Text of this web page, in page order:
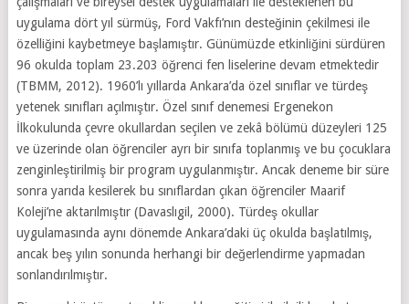
uygulama dört yıl sürmüş, Ford Vakfı’nın desteğinin çekilmesi ile
özelliğini kaybetmeye başlamıştır. Günümüzde etkinliğini sürdüren
96 okulda toplam 23.203 öğrenci fen liselerine devam etmektedir
(TBMM, 2012). 1960’lı yıllarda Ankara’da özel sınıflar ve türdeş
yetenek sınıfları açılmıştır. Özel sınıf denemesi Ergenekon
İlkokulunda çevre okullardan seçilen ve zekâ bölümü düzeyleri 125
ve üzerinde olan öğrenciler ayrı bir sınıfa toplanmış ve bu çocuklara
zenginleştirilmiş bir program uygulanmıştır. Ancak deneme bir süre
sonra yarıda kesilerek bu sınıflardan çıkan öğrenciler Maarif
Koleji’ne aktarılmıştır (Davaslıgil, 2000). Türdeş okullar
uygulamasında aynı dönemde Ankara’daki üç okulda başlatılmış,
ancak beş yılın sonunda herhangi bir değerlendirme yapmadan
sonlandırılmıştır.